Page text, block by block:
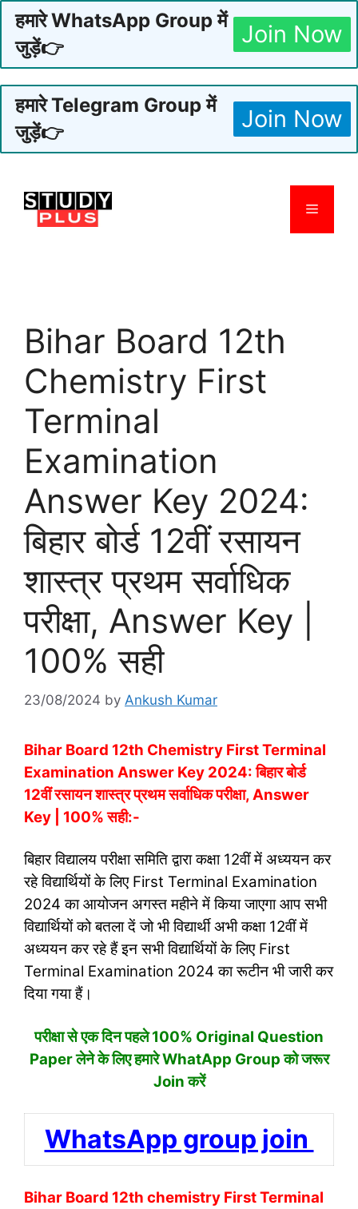
हमारे WhatsApp Group में
जुड़ें👉
Join Now
हमारे Telegram Group में
जुड़ें👉
Join Now
content
Menu
Bihar Board 12th
Chemistry First
Terminal
Examination
Answer Key 2024:
बिहार बोर्ड 12वीं रसायन
शास्त्र प्रथम सर्वाधिक
परीक्षा, Answer Key |
100% सही
23/08/2024 by Ankush Kumar
Bihar Board 12th Chemistry First Terminal
Examination Answer Key 2024: बिहार बोर्ड
12वीं रसायन शास्त्र प्रथम सर्वाधिक परीक्षा, Answer
Key | 100% सही:-
बिहार विद्यालय परीक्षा समिति द्वारा कक्षा 12वीं में अध्ययन कर
रहे विद्यार्थियों के लिए First Terminal Examination
2024 का आयोजन अगस्त महीने में किया जाएगा आप सभी
विद्यार्थियों को बतला दें जो भी विद्यार्थी अभी कक्षा 12वीं में
अध्ययन कर रहे हैं इन सभी विद्यार्थियों के लिए First
Terminal Examination 2024 का रूटीन भी जारी कर
दिया गया हैं।
परीक्षा से एक दिन पहले 100% Original Question
Paper लेने के लिए हमारे WhatApp Group को जरूर
Join करें
WhatsApp group join
Bihar Board 12th chemistry First Terminal